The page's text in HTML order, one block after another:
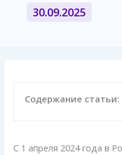
30.09.2025
Содержание статьи:
С 1 апреля 2024 года в